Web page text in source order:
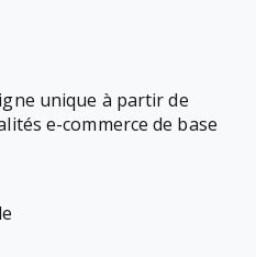
unique à partir de
e-commerce de base